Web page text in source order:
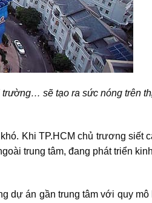
sẽ tạo ra sức nóng trên
Khi TP.HCM chủ trương siết
trung tâm, đang phát triển
dự án gần trung tâm với quy